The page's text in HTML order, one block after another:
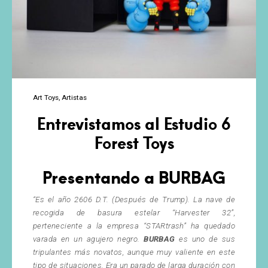
Art Toys Artistas
Entrevistamos al Estudio 6
Forest Toys
Presentando a BURBAG
“Es el año 2606 D.T. (Después de Trump). La nave de
recogida de basura estelar “Harvester 32”,
perteneciente a la empresa “STARtrash” ha quedado
varada en un agujero negro.BURBAG es uno de sus
tripulantes más novatos, aunque muy valiente en este
tipo de situaciones. Era un parado de larga duración con